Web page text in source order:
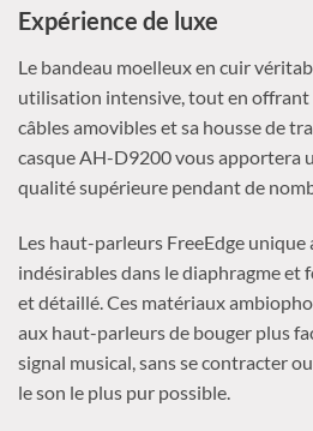
Expérience de luxe
Le bandeau moelleux en cuir
utilisation intensive, tout en offrant
câbles amovibles et sa housse de
casque AH-D9200 vous apportera
qualité supérieure pendant de
Les haut-parleurs FreeEdge
indésirables dans le diaphragme et
et détaillé. Ces matériaux
aux haut-parleurs de bouger plus
signal musical, sans se contracter
le son le plus pur possible.